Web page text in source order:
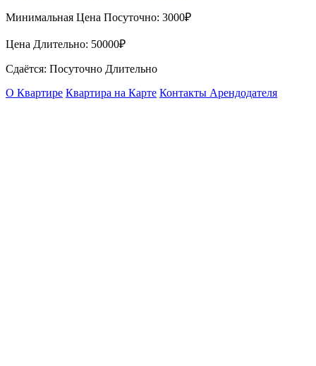
Минимальная Цена Посуточно: 3000₽
Цена Длительно: 50000₽
Сдаётся: Посуточно Длительно
О Квартире Квартира на Карте Контакты Арендодателя